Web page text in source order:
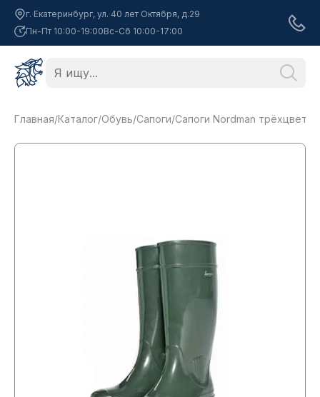
г. Екатеринбург, ул. 40 лет Октября, д.29
Пн-Пт 10:00-19:00Вс-Сб 10:00-17:00
Главная/Каталог/Обувь/Сапоги/Сапоги Nordman